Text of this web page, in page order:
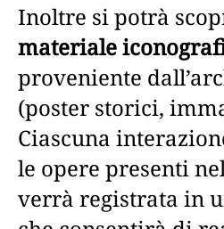
Inoltre si potrà
materiale
proveniente
(poster storici,
Ciascuna
le opere presenti
verrà registrata in